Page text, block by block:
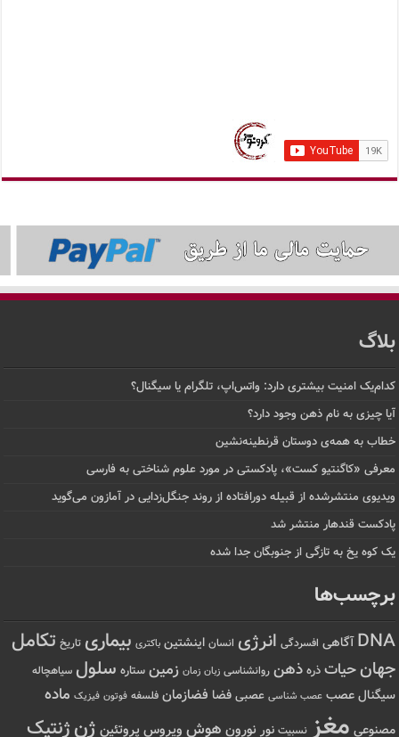
بلاگ
کدام‌یک امنیت بیشتری دارد: واتس‌اپ، تلگرام یا سیگنال؟
آیا چیزی به نام ذهن وجود دارد؟
خطاب به همه‌ی دوستان قرنطینه‌نشین
معرفی «کاگنتیو کست»، پادکستی در مورد علوم شناختی به فارسی
ویدیوی منتشرشده از قبیله دورافتاده‌ از روند جنگل‌زدایی در آمازون می‌گوید
پادکست قندهار منتشر شد
یک کوه یخ به تازگی از جنوبگان جدا شده
برچسب‌ها
DNA آگاهی افسردگی انرژی انسان اینشتین باکتری بیماری تاریخ تکامل
جهانحیات ذره ذهن روانشناسی زبان زمان زمین ستاره سلول سیاهچاله
سیگنال عصب عصب شناسی عصبی فضا فضازمان فلسفه فوتون فیزیک ماده
مصنوعی مغز نسبیت نور نورون هوش ویروس پروتئین ژنژنتیک